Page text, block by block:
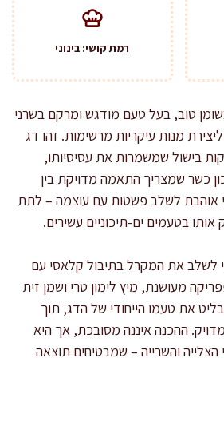
רמת קושי: בינוני
טוב, בעל טעם מודגש ומרקם בשרני
מנות עיקריות מרשימות. זהו דג
בישול שמשמרות את עסיסיותו,
כשר שמצריך התאמה מדויקת בין
אוהבת לשלב פשטות עם עוצמה – לתת
בטעמים ים-תיכוניים עשירים.
לשלב את המקרל בתיבול קלאסי עם
מעושנת, מיץ לימון טרי ושמן זית
את טעמו הייחודי של הדג, תוך
ההכנה איננה מסובכת, אך היא
והשרייה – שמבטיחים תוצאה